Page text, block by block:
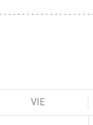
VIE